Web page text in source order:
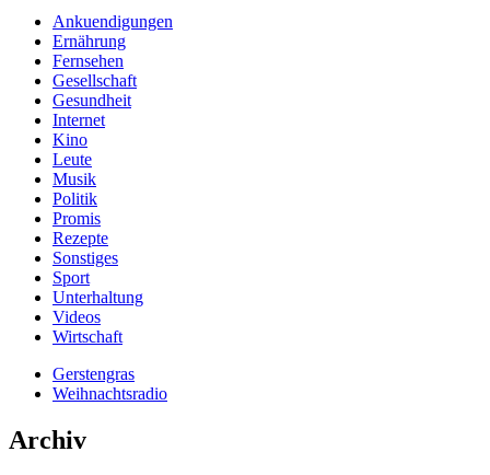
Ankuendigungen
Ernährung
Fernsehen
Gesellschaft
Gesundheit
Internet
Kino
Leute
Musik
Politik
Promis
Rezepte
Sonstiges
Sport
Unterhaltung
Videos
Wirtschaft
Gerstengras
Weihnachtsradio
Archiv